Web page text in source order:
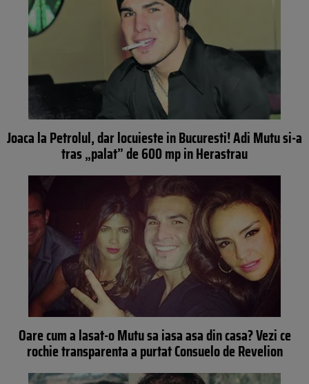
Joaca la Petrolul, dar locuieste in Bucuresti! Adi Mutu si-a
tras „palat” de 600 mp in Herastrau
Oare cum a lasat-o Mutu sa iasa asa din casa? Vezi ce
rochie transparenta a purtat Consuelo de Revelion